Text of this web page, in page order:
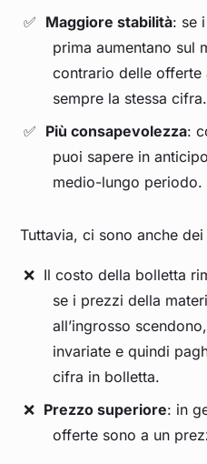
Maggiore stabilità: se
prima aumentano sul
contrario delle
sempre la stessa cifra.
Più consapevolezza:
puoi sapere in
medio-lungo periodo.
Tuttavia, ci sono anche
Il costo della bolletta
se i prezzi della
all’ingrosso
invariate e quindi
cifra in bolletta.
Prezzo superiore: in
offerte sono a un